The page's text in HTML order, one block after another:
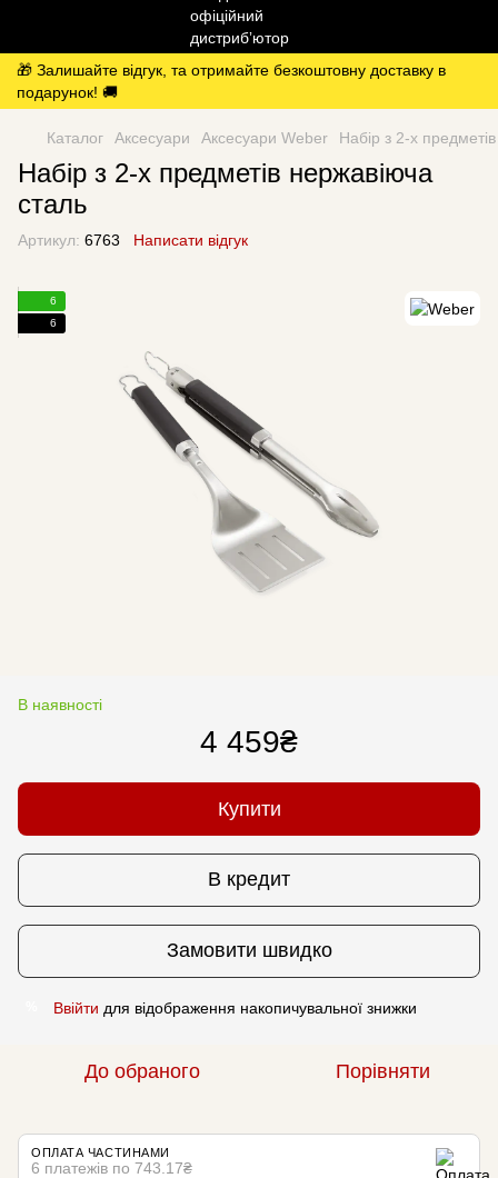
🎁 Залишайте відгук, та отримайте безкоштовну доставку в
подарунок! 🚚
Каталог Аксесуари Аксесуари Weber Набір з 2-х
Набір з 2-х предметів нержавіюча
сталь
Артикул: 6763 Написати відгук
6
6
В наявності
4 459₴
Купити
В кредит
Замовити швидко
Ввійти для відображення накопичувальної знижки
До обраного Порівняти
ОПЛАТА ЧАСТИНАМИ
6 платежів по 743.17₴